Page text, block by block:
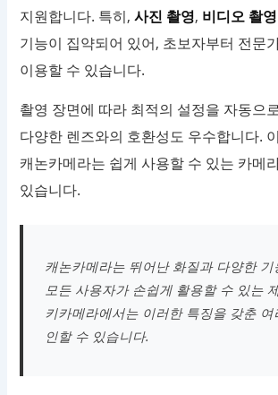
지원합니다. 특히,사진 촬영, 비디오 촬영
기능이 집약되어 있어, 초보자부터 전문
이용할 수 있습니다.
촬영 장면에 따라 최적의 설정을 자동으
다양한 렌즈와의 호환성도 우수합니다.
캐논카메라는 쉽게 사용할 수 있는 카메
있습니다.
캐논카메라는 뛰어난 화질과 다양한
모든 사용자가 손쉽게 활용할 수 있는
키카메라에서는 이러한 특징을 갖춘
인할 수 있습니다.